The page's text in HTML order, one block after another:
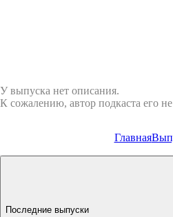
У выпуска нет описания.
К сожалению, автор подкаста его
Главная
Последние выпуски